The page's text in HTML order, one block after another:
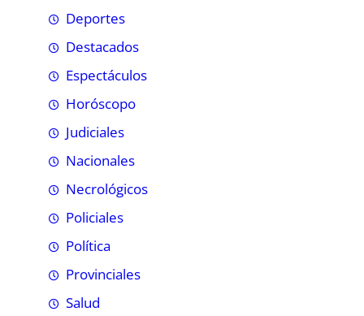
Deportes
Destacados
Espectáculos
Horóscopo
Judiciales
Nacionales
Necrológicos
Policiales
Política
Provinciales
Salud